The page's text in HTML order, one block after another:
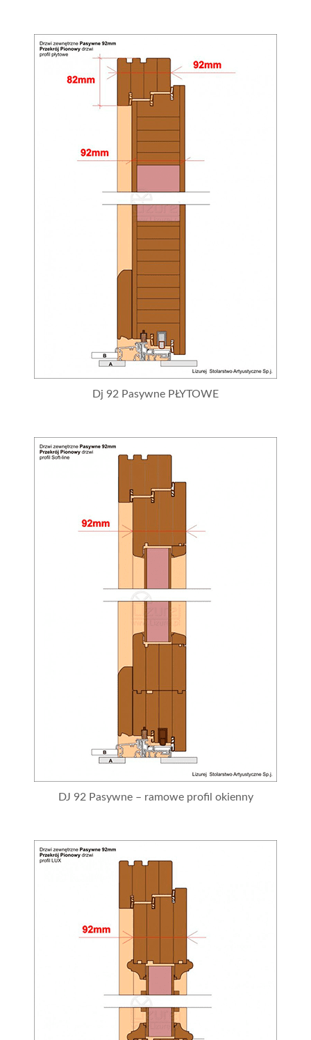
Dj 92 Pasywne PŁYTOWE
DJ 92 Pasywne – ramowe profil okienny